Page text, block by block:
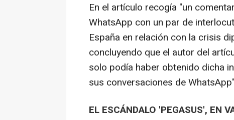
En el artículo recogía "un
WhatsApp con un par de
España en relación con la crisis
concluyendo que el autor del
solo podía haber obtenido dicha
sus conversaciones de
EL ESCÁNDALO 'PEGASUS', EN